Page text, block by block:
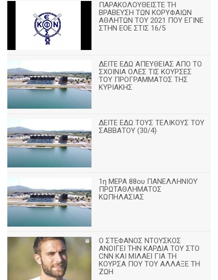
ΠΑΡΑΚΟΛΟΥΘΕΙΣΤΕ ΤΗ
ΒΡΑΒΕΥΣΗ ΤΩΝ ΚΟΡΥΦΑΙΩΝ
ΑΘΛΗΤΩΝ ΤΟΥ 2021 ΠΟΥ ΕΓΙΝΕ
ΣΤΗΝ ΕΟΕ ΣΤΙΣ 16/5
ΔΕΙΤΕ ΕΔΩ ΑΠΕΥΘΕΙΑΣ ΑΠΟ ΤΟ
ΣΧΟΙΝΙΑ ΟΛΕΣ ΤΙΣ ΚΟΥΡΣΕΣ
ΤΟΥ ΠΡΟΓΡΑΜΜΑΤΟΣ ΤΗΣ
ΚΥΡΙΑΚΗΣ
ΔΕΙΤΕ ΕΔΩ ΤΟΥΣ ΤΕΛΙΚΟΥΣ ΤΟΥ
ΣΑΒΒΑΤΟΥ (30/4)
1η ΜΕΡΑ 88ου ΠΑΝΕΛΛΗΝΙΟΥ
ΠΡΩΤΑΘΛΗΜΑΤΟΣ
ΚΩΠΗΛΑΣΙΑΣ
Ο ΣΤΕΦΑΝΟΣ ΝΤΟΥΣΚΟΣ
ΑΝΟΙΓΕΙ ΤΗΝ ΚΑΡΔΙΑ ΤΟΥ ΣΤΟ
CNN ΚΑΙ ΜΙΛΑΕΙ ΓΙΑ ΤΗ
ΚΟΥΡΣΑ ΠΟΥ ΤΟΥ ΑΛΛΑΞΕ ΤΗ
ΖΩΗ